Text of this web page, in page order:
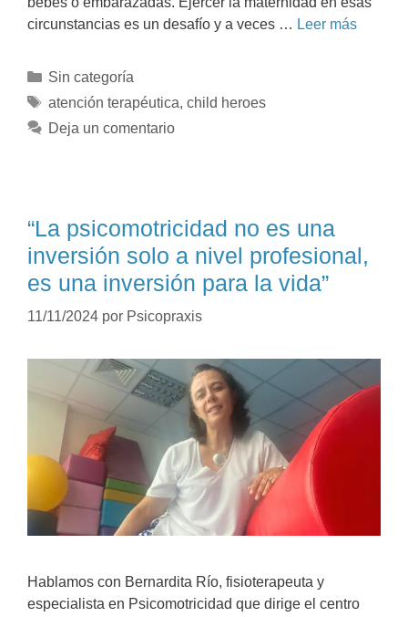
circunstancias es un desafío y a veces … Leer más
Sin categoría
atención terapéutica, child heroes
Deja un comentario
“La psicomotricidad no es una
inversión solo a nivel profesional,
es una inversión para la vida”
11/11/2024 por Psicopraxis
Hablamos con Bernardita Río, fisioterapeuta y
especialista en Psicomotricidad que dirige el centro